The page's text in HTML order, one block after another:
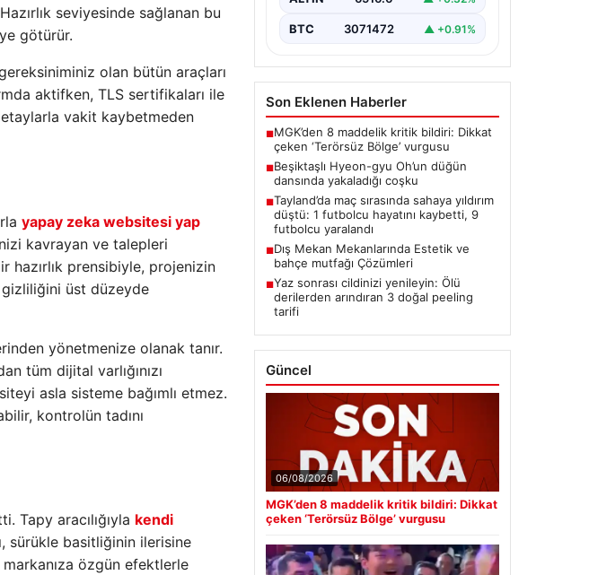
seviyesinde sağlanan bu
götürür.
olan bütün araçları
aktifken, TLS sertifikaları ile
vakit kaybetmeden
yapay zeka websitesi yap
kavrayan ve talepleri
hazırlık prensibiyle, projenizin
üst düzeyde
yönetmenize olanak tanır.
tüm dijital varlığınızı
asla sisteme bağımlı etmez.
kontrolün tadını
Tapy aracılığıyla kendi
sürükle basitliğinin ilerisine
markanıza özgün efektlerle
BTC 3071472 ▲ +0.91%
Son Eklenen Haberler
MGK’den 8 maddelik kritik bildiri: Dikkat
çeken ‘Terörsüz Bölge’ vurgusu
Beşiktaşlı Hyeon-gyu Oh’un düğün
dansında yakaladığı coşku
Tayland’da maç sırasında sahaya yıldırım
düştü: 1 futbolcu hayatını kaybetti, 9
futbolcu yaralandı
Dış Mekan Mekanlarında Estetik ve
bahçe mutfağı Çözümleri
Yaz sonrası cildinizi yenileyin: Ölü
derilerden arındıran 3 doğal peeling
tarifi
Güncel
06/08/2026
MGK’den 8 maddelik kritik bildiri: Dikkat
çeken ‘Terörsüz Bölge’ vurgusu